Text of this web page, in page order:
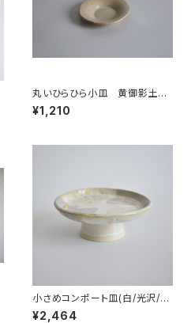
丸いひらひら小皿 黄御影土×
白失透釉
¥1,210
小さめコンポート皿(白/光沢/グ
レー/ベージュ)
¥2,464